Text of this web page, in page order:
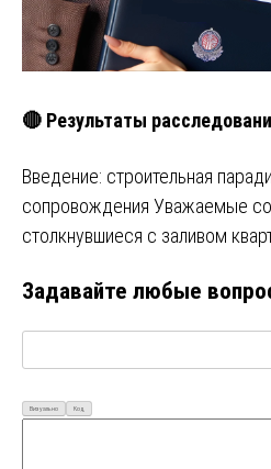
🔴 Результаты
Введение: строительная
сопровождения Уважаемые
столкнувшиеся с заливом
Задавайте любые
Визуально Код